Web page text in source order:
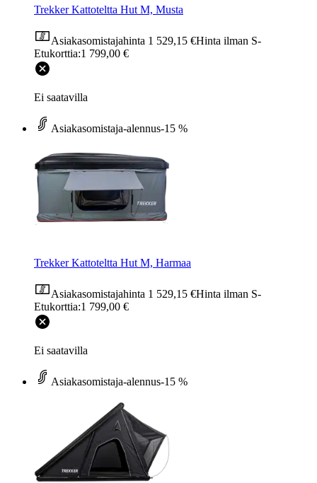
Trekker Kattoteltta Hut M, Musta
Asiakasomistajahinta 1 529,15 €Hinta ilman S-
Etukorttia:1 799,00 €
Ei saatavilla
Asiakasomistaja-alennus-15 %
Trekker Kattoteltta Hut M, Harmaa
Asiakasomistajahinta 1 529,15 €Hinta ilman S-
Etukorttia:1 799,00 €
Ei saatavilla
Asiakasomistaja-alennus-15 %